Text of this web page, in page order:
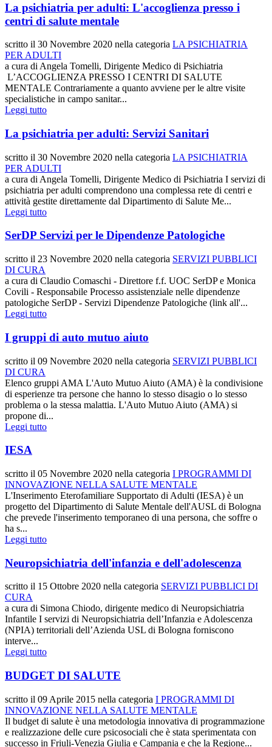
La psichiatria per adulti: L'accoglienza presso i
centri di salute mentale
scritto il 30 Novembre 2020 nella categoria LA PSICHIATRIA
PER ADULTI
a cura di Angela Tomelli, Dirigente Medico di Psichiatria
L’ACCOGLIENZA PRESSO I CENTRI DI SALUTE
MENTALE Contrariamente a quanto avviene per le altre visite
specialistiche in campo sanitar...
Leggi tutto
La psichiatria per adulti: Servizi Sanitari
scritto il 30 Novembre 2020 nella categoria LA PSICHIATRIA
PER ADULTI
a cura di Angela Tomelli, Dirigente Medico di Psichiatria I servizi di
psichiatria per adulti comprendono una complessa rete di centri e
attività gestite direttamente dal Dipartimento di Salute Me...
Leggi tutto
SerDP Servizi per le Dipendenze Patologiche
scritto il 23 Novembre 2020 nella categoria SERVIZI PUBBLICI
DI CURA
a cura di Claudio Comaschi - Direttore f.f. UOC SerDP e Monica
Covili - Responsabile Processo assistenziale nelle dipendenze
patologiche SerDP - Servizi Dipendenze Patologiche (link all'...
Leggi tutto
I gruppi di auto mutuo aiuto
scritto il 09 Novembre 2020 nella categoria SERVIZI PUBBLICI
DI CURA
Elenco gruppi AMA L'Auto Mutuo Aiuto (AMA) è la condivisione
di esperienze tra persone che hanno lo stesso disagio o lo stesso
problema o la stessa malattia. L'Auto Mutuo Aiuto (AMA) si
propone di...
Leggi tutto
IESA
scritto il 05 Novembre 2020 nella categoria I PROGRAMMI DI
INNOVAZIONE NELLA SALUTE MENTALE
L'Inserimento Eterofamiliare Supportato di Adulti (IESA) è un
progetto del Dipartimento di Salute Mentale dell'AUSL di Bologna
che prevede l'inserimento temporaneo di una persona, che soffre o
ha s...
Leggi tutto
Neuropsichiatria dell'infanzia e dell'adolescenza
scritto il 15 Ottobre 2020 nella categoria SERVIZI PUBBLICI DI
CURA
a cura di Simona Chiodo, dirigente medico di Neuropsichiatria
Infantile I servizi di Neuropsichiatria dell’Infanzia e Adolescenza
(NPIA) territoriali dell’Azienda USL di Bologna forniscono
interve...
Leggi tutto
BUDGET DI SALUTE
scritto il 09 Aprile 2015 nella categoria I PROGRAMMI DI
INNOVAZIONE NELLA SALUTE MENTALE
Il budget di salute è una metodologia innovativa di programmazione
e realizzazione delle cure psicosociali che è stata sperimentata con
successo in Friuli-Venezia Giulia e Campania e che la Regione...